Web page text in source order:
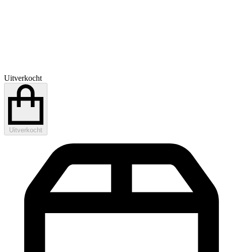
Uitverkocht
Uitverkocht